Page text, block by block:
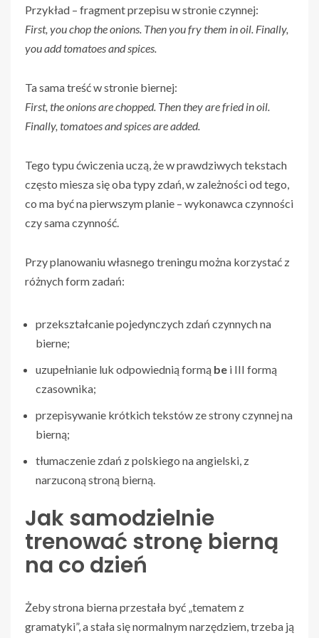
Przykład – fragment przepisu w stronie czynnej:
First, you chop the onions. Then you fry them in oil. Finally,
you add tomatoes and spices.
Ta sama treść w stronie biernej:
First, the onions are chopped. Then they are fried in oil.
Finally, tomatoes and spices are added.
Tego typu ćwiczenia uczą, że w prawdziwych tekstach
często miesza się oba typy zdań, w zależności od tego,
co ma być na pierwszym planie – wykonawca czynności
czy sama czynność.
Przy planowaniu własnego treningu można korzystać z
różnych form zadań:
przekształcanie pojedynczych zdań czynnych na
bierne;
uzupełnianie luk odpowiednią formą be i III formą
czasownika;
przepisywanie krótkich tekstów ze strony czynnej na
bierną;
tłumaczenie zdań z polskiego na angielski, z
narzuconą stroną bierną.
Jak samodzielnie
trenować stronę bierną
na co dzień
Żeby strona bierna przestała być „tematem z
gramatyki”, a stała się normalnym narzędziem, trzeba ją